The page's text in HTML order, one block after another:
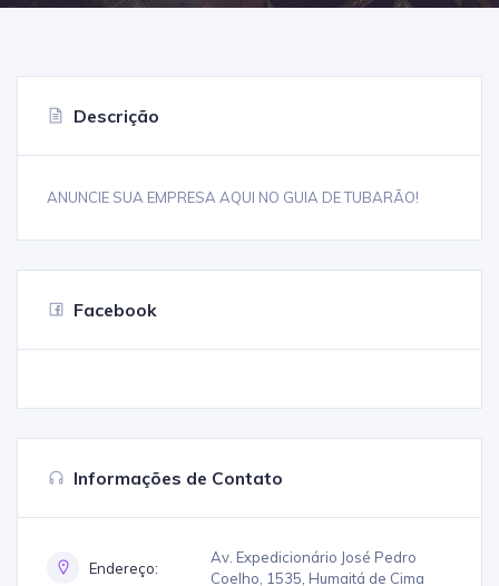
Descrição
ANUNCIE SUA EMPRESA AQUI NO GUIA DE TUBARÃO!
Facebook
Informações de Contato
Endereço:
Av. Expedicionário José Pedro
Coelho, 1535, Humaitá de Cima